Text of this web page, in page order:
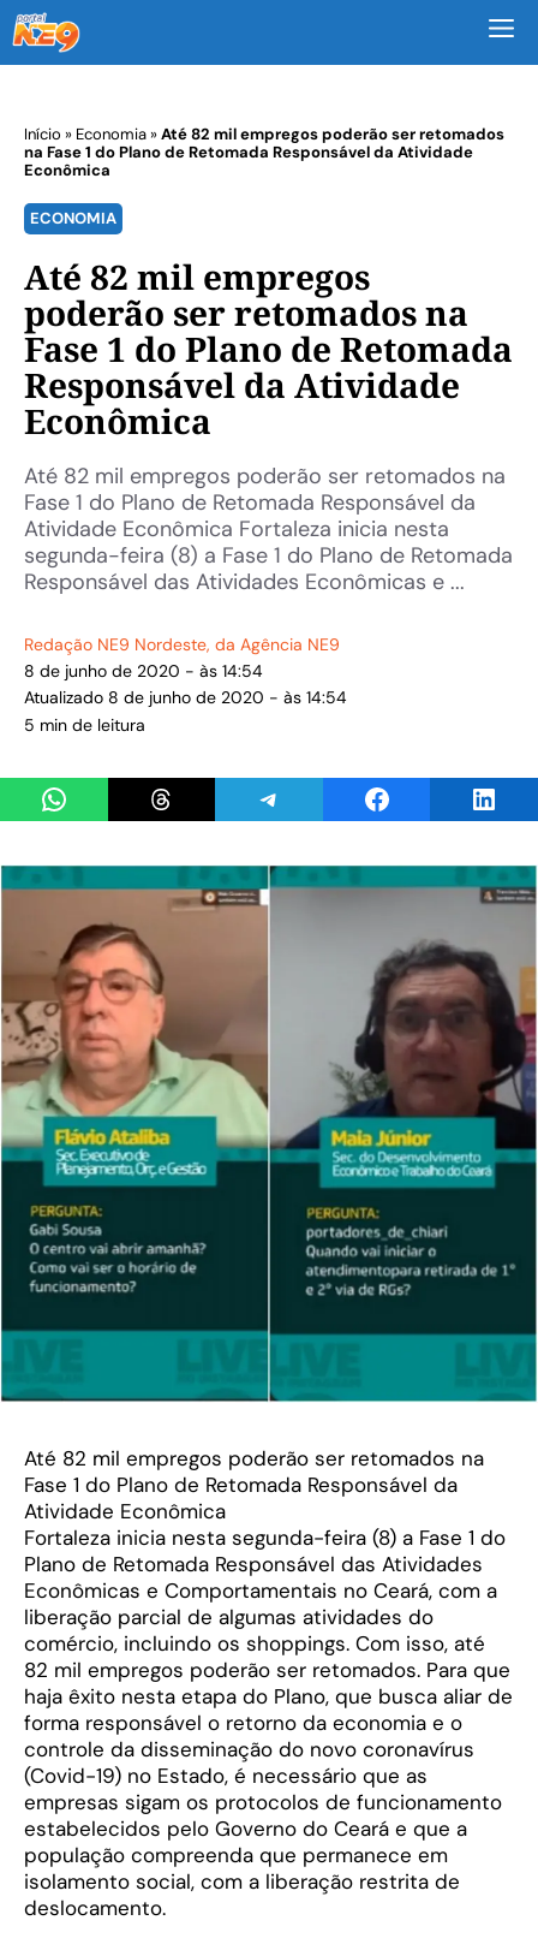
Início » Economia»Até 82 mil empregos poderão ser retomados
na Fase 1 do Plano de Retomada Responsável da Atividade
Econômica
ECONOMIA
Até 82 mil empregos
poderão ser retomados na
Fase 1 do Plano de Retomada
Responsável da Atividade
Econômica
Até 82 mil empregos poderão ser retomados na
Fase 1 do Plano de Retomada Responsável da
Atividade Econômica Fortaleza inicia nesta
segunda-feira (8) a Fase 1 do Plano de Retomada
Responsável das Atividades Econômicas e ...
Redação NE9 Nordeste, da Agência NE9
8 de junho de 2020 - às 14:54
Atualizado 8 de junho de 2020 - às 14:54
5 min de leitura
Share on WhatsAppShare on ThreadsShare on TelegramShare on Facebook
Até 82 mil empregos poderão ser retomados na
Fase 1 do Plano de Retomada Responsável da
Atividade Econômica
Fortaleza inicia nesta segunda-feira (8) a Fase 1 do
Plano de Retomada Responsável das Atividades
Econômicas e Comportamentais no Ceará, com a
liberação parcial de algumas atividades do
comércio, incluindo os shoppings. Com isso, até
82 mil empregos poderão ser retomados. Para que
haja êxito nesta etapa do Plano, que busca aliar de
forma responsável o retorno da economia e o
controle da disseminação do novo coronavírus
(Covid-19) no Estado, é necessário que as
empresas sigam os protocolos de funcionamento
estabelecidos pelo Governo do Ceará e que a
população compreenda que permanece em
isolamento social, com a liberação restrita de
deslocamento.